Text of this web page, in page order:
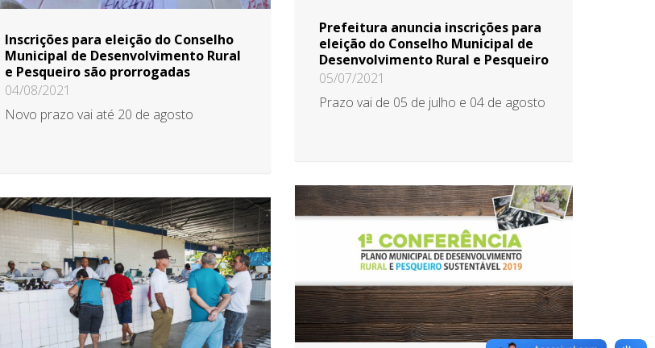
Inscrições para eleição do Conselho
Municipal de Desenvolvimento Rural
e Pesqueiro são prorrogadas
04/08/2021
Novo prazo vai até 20 de agosto
Prefeitura anuncia inscrições para
eleição do Conselho Municipal de
Desenvolvimento Rural e Pesqueiro
05/07/2021
Prazo vai de 05 de julho e 04 de agosto